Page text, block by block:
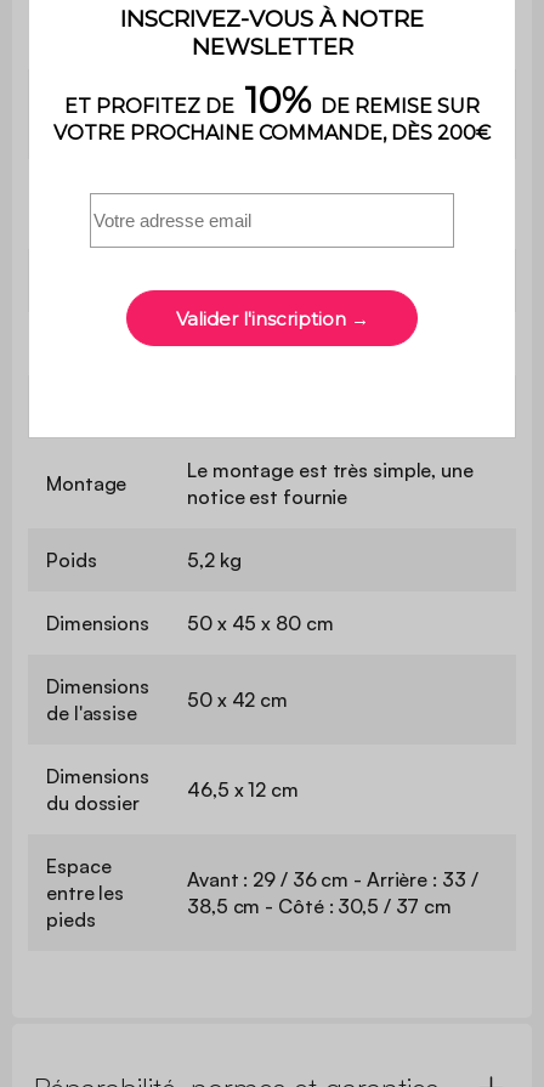
Profondeur
42 cm
Confort de
l'assise
Equilibré
Poids max.
supporté
Usage domestique uniquement
Montage
Le montage est très simple, une
notice est fournie
Poids 5,2 kg
Dimensions 50 x 45 x 80 cm
Dimensions
de l'assise
50 x 42 cm
Dimensions
du dossier
46,5 x 12 cm
Espace
entre les
pieds
Avant : 29 / 36 cm - Arrière : 33 /
38,5 cm - Côté : 30,5 / 37 cm